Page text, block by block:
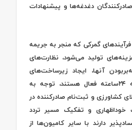
دغدغه‌‌‌‌‌‌ها و پیشنهادات
گمرکی که منجر به جریمه
تولید می‌شود، نظارت‌های
آنها، ایجاد زیرساخت‌های
ضروری در گمرکاتی که ۲۴ساعته فعال هستند، توجه به
کشاورزی و ثبت‌‌‌‌‌‌نام صادرکننده در
خوداظهاری و تفکیک مسیر تردد
دارند با سایر کامیون‌‌‌‌‌‌ها از